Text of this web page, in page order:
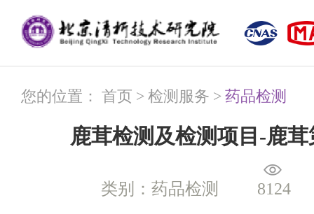
您的位置： 首页 > 检测服务 > 药品检测
鹿茸检测及检测项目-鹿
类别：药品检测 8124